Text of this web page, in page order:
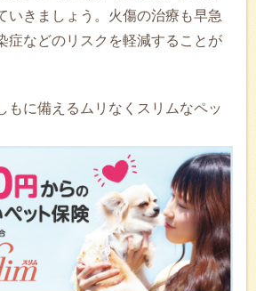
いきましょう。火傷の治療も早急
症などのリスクを軽減することが
もに備えるムリなくスリムなペッ